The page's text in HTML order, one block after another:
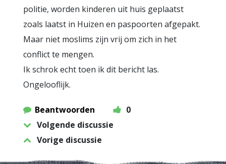
politie, worden kinderen uit huis geplaatst
zoals laatst in Huizen en paspoorten afgepakt.
Maar niet moslims zijn vrij om zich in het
conflict te mengen.
Ik schrok echt toen ik dit bericht las.
Ongelooflijk.
Beantwoorden
0
Volgende discussie
Vorige discussie